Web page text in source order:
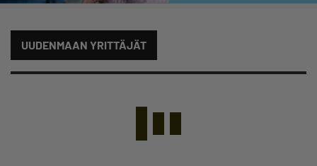
UUDENMAAN YRITTÄJÄT